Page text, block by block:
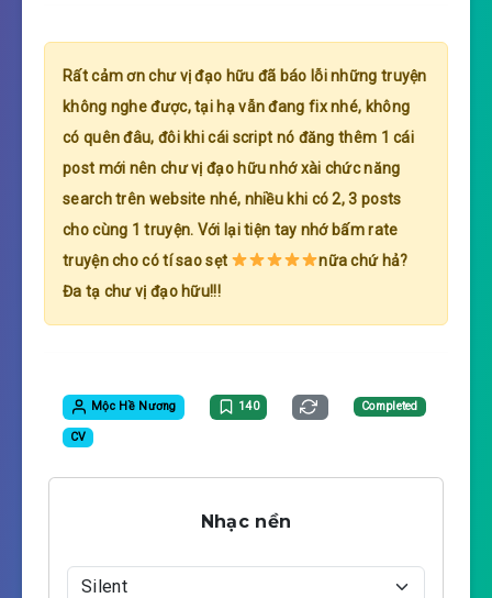
Rất cảm ơn chư vị đạo hữu đã báo lỗi những truyện
không nghe được, tại hạ vẫn đang fix nhé, không
có quên đâu, đôi khi cái script nó đăng thêm 1 cái
post mới nên chư vị đạo hữu nhớ xài chức năng
search trên website nhé, nhiều khi có 2, 3 posts
cho cùng 1 truyện. Với lại tiện tay nhớ bấm rate
truyện cho có tí sao sẹt
nữa chứ hả?
Đa tạ chư vị đạo hữu!!!
Mộc Hề Nương 140 Completed
CV
Nhạc nền